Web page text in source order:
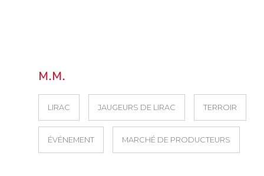
M.M.
LIRAC JAUGEURS DE LIRAC TERROIR
ÉVÉNEMENT MARCHÉ DE PRODUCTEURS